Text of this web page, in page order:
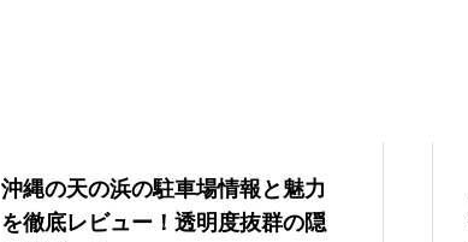
沖縄の天の浜の駐車場情報と魅力
を徹底レビュー！透明度抜群の隠